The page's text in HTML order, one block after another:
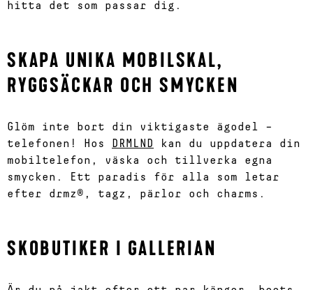
hitta det som passar dig.
SKAPA UNIKA MOBILSKAL,
RYGGSÄCKAR OCH SMYCKEN
Glöm inte bort din viktigaste ägodel –
telefonen! Hos
DRMLND
kan du uppdatera din
mobiltelefon, väska och tillverka egna
smycken. Ett paradis för alla som letar
efter drmz®, tagz, pärlor och charms.
SKOBUTIKER I GALLERIAN